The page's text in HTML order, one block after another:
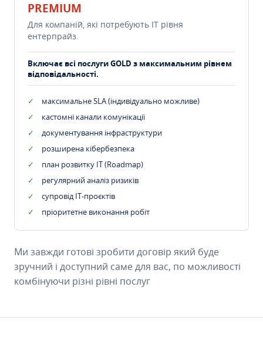
PREMIUM
Для компаній, які потребують ІТ рівня
ентерпрайз.
Включає всі послуги GOLD з максимальним рівнем
відповідальності.
максимальне SLA (індивідуально можливе)
кастомні канали комунікації
документування інфраструктури
розширена кібербезпека
план розвитку IT (Roadmap)
регулярний аналіз ризиків
супровід ІТ-проєктів
пріоритетне виконання робіт
Ми завжди готові зробити договір який буде
зручний і доступний саме для вас, по можливості
комбінуючи різні рівні послуг